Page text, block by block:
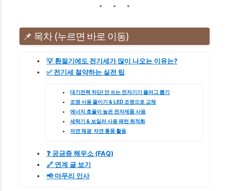
📌 목차 (누르면 바로 이동)
💡 환절기에도 전기세가 많이 나오는 이유는?
✅ 전기세 절약하는 실전 팁
대기전력 차단! 안 쓰는 전자기기 플러그 뽑기
조명 사용 줄이기 & LED 조명으로 교체
에너지 효율이 높은 전자제품 사용
세탁기 & 보일러 사용 패턴 최적화
자연 채광 자연 통풍 활용
❓ 궁금증 해우소 (FAQ)
🔗 연계 글 보기
📢 마무리 인사